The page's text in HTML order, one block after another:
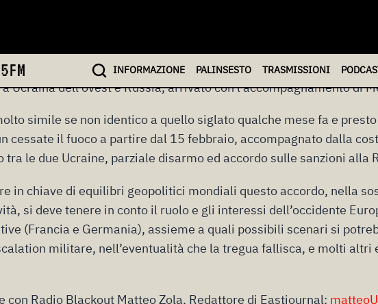
INFORMAZIONE PALINSESTO TRASMISSIONI
La scorse ore vedono l’arrivo della
Ucraina dell’ovest e Russia, arrivato con l’accompagnamento di
simile se non identico a quello siglato qualche mese fa e
cessate il fuoco a partire dal 15 febbraio, accompagnato dalla
tra le due Ucraine, parziale disarmo ed accordo sulle sanzioni alla
in chiave di equilibri geopolitici mondiali questo accordo, nella
si deve tenere in conto il ruolo e gli interessi dell’occidente
(Francia e Germania), assieme a quali possibili scenari si
militare, nell’eventualità che la tregua fallisca, e molti
con Radio Blackout Matteo Zola, Redattore di Eastjournal: